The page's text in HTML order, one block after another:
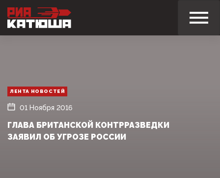
ЛЕНТА НОВОСТЕЙ
01 Ноября 2016
ГЛАВА БРИТАНСКОЙ КОНТРРАЗВЕДКИ
ЗАЯВИЛ ОБ УГРОЗЕ РОССИИ